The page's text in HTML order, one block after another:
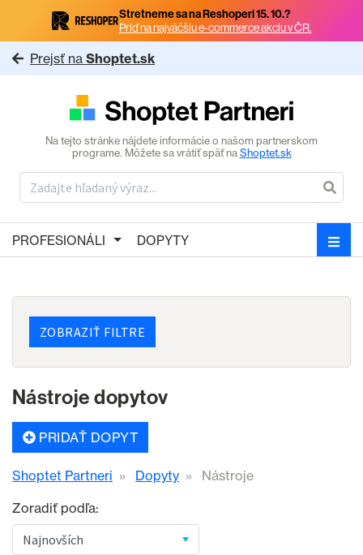
Stretneme sa na Reshoperi 15. 10.?
Príď na najväčšiu e-commerce akciu v ČR.
Prejsť na Shoptet.sk
Na tejto stránke nájdete informácie o našom partnerskom
programe. Môžete sa vrátiť späť naShoptet.sk
PROFESIONÁLI DOPYTY
ZOBRAZIŤ FILTRE
Nástroje dopytov
PRIDAŤ DOPYT
Shoptet Partneri Dopyty
Nástroje
Zoradiť podľa: